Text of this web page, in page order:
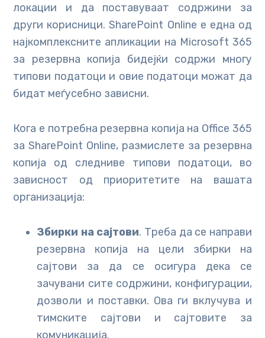
локации и да поставуваат содржини за
други корисници. SharePoint Online е една од
најкомплексните апликации на Microsoft 365
за резервна копија бидејќи содржи многу
типови податоци и овие податоци можат да
бидат меѓусебно зависни.
Кога е потребна резервна копија на Office 365
за SharePoint Online, размислете за резервна
копија од следниве типови податоци, во
зависност од приоритетите на вашата
организација:
Збирки на сајтови. Треба да се направи
резервна копија на цели збирки на
сајтови за да се осигура дека се
зачувани сите содржини, конфигурации,
дозволи и поставки. Ова ги вклучува и
тимските сајтови и сајтовите за
комуникација.